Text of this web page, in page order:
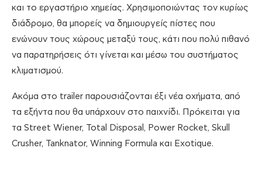
και το εργαστήριο χημείας. Χρησιμοποιώντας τον κυρίως
διάδρομο, θα μπορείς να δημιουργείς πίστες που
ενώνουν τους χώρους μεταξύ τους, κάτι που πολύ πιθανό
να παρατηρήσεις ότι γίνεται και μέσω του συστήματος
κλιματισμού.
Ακόμα στο trailer παρουσιάζονται έξι νέα οχήματα, από
τα εξήντα που θα υπάρχουν στο παιχνίδι. Πρόκειται για
τα Street Wiener, Total Disposal, Power Rocket, Skull
Crusher, Tanknator, Winning Formula και Exotique.